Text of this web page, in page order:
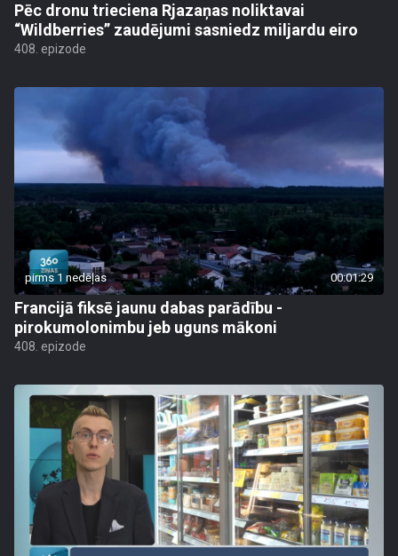
Pēc dronu trieciena Rjazaņas noliktavai
“Wildberries” zaudējumi sasniedz miljardu eiro
408. epizode
pirms 1 nedēļas 00:01:29
Francijā fiksē jaunu dabas parādību -
pirokumolonimbu jeb uguns mākoni
408. epizode